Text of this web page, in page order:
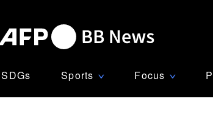
SDGs Sports ∨ Focus ∨